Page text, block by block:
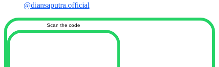
@diansaputra.official
Scan the code